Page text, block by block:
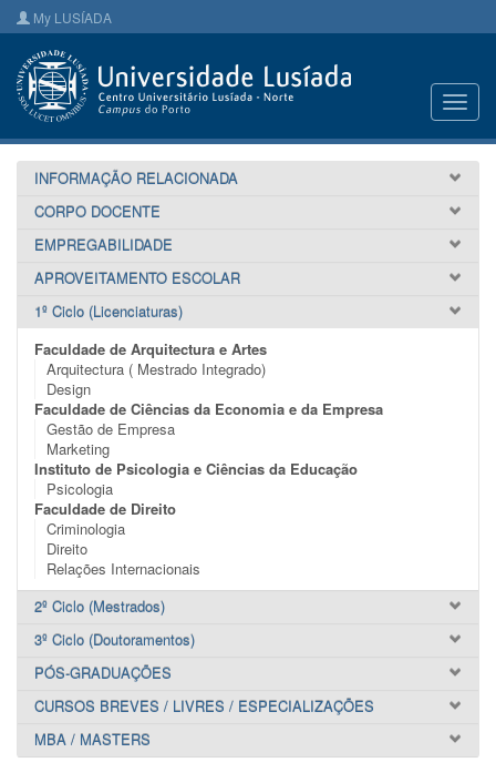
My LUSÍADA
INFORMAÇÃO RELACIONADA
CORPO DOCENTE
EMPREGABILIDADE
APROVEITAMENTO ESCOLAR
1º Ciclo (Licenciaturas)
Faculdade de Arquitectura e Artes
Arquitectura ( Mestrado Integrado)
Design
Faculdade de Ciências da Economia e da Empresa
Gestão de Empresa
Marketing
Instituto de Psicologia e Ciências da Educação
Psicologia
Faculdade de Direito
Criminologia
Direito
Relações Internacionais
2º Ciclo (Mestrados)
3º Ciclo (Doutoramentos)
PÓS-GRADUAÇÕES
CURSOS BREVES / LIVRES / ESPECIALIZAÇÕES
MBA / MASTERS